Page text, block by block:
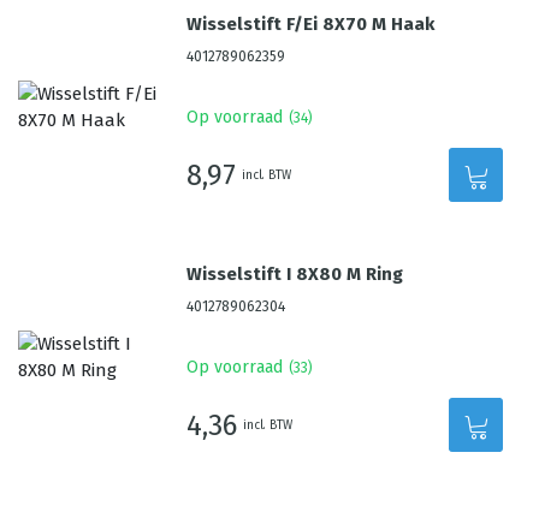
Wisselstift F/Ei 8X70 M Haak
4012789062359
Op voorraad (34)
8,97 incl. BTW
Wisselstift I 8X80 M Ring
4012789062304
Op voorraad (33)
4,36 incl. BTW